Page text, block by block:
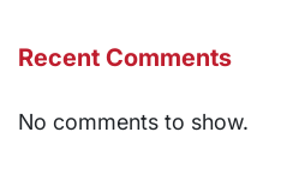
Recent Comments
No comments to show.